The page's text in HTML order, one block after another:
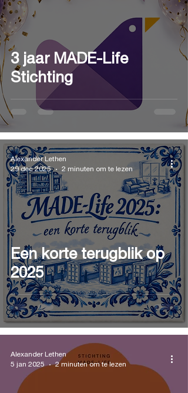
3 jaar MADE-Life
Stichting
Een korte terugblik op
2025
Alexander Lethen
29 dec 2025
2 minuten om te lezen
Alexander Lethen
5 jan 2025
2 minuten om te lezen